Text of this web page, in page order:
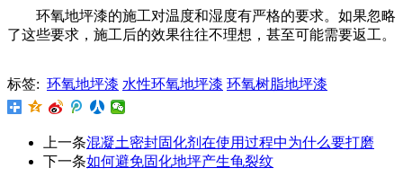
环氧地坪漆的施工对温度和湿度有严格的要求。如果忽略
了这些要求，施工后的效果往往不理想，甚至可能需要返工。
标签: 环氧地坪漆 水性环氧地坪漆 环氧树脂地坪漆
上一条混凝土密封固化剂在使用过程中为什么要打磨
下一条如何避免固化地坪产生龟裂纹